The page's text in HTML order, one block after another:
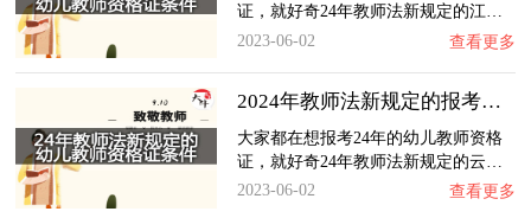
证，就好奇24年教师法新规定的江…
2023-06-02
查看更多
2024年教师法新规定的报考云南幼儿教师资格证…
大家都在想报考24年的幼儿教师资格
证，就好奇24年教师法新规定的云…
2023-06-02
查看更多